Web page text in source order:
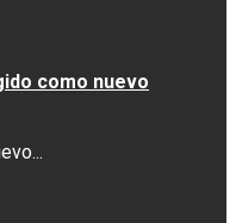
como nuevo